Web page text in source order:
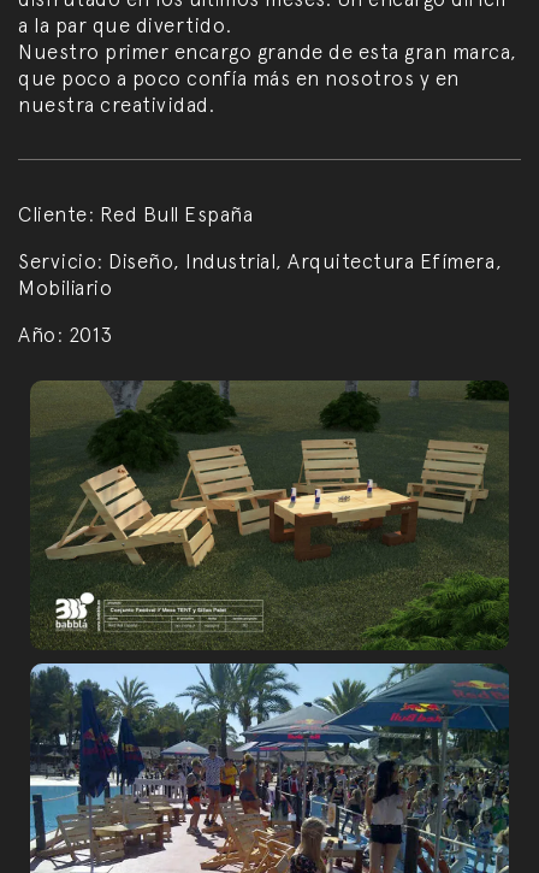
a la par que divertido.
Nuestro primer encargo grande de esta gran marca,
que poco a poco confía más en nosotros y en
nuestra creatividad.
Cliente: Red Bull España
Servicio: Diseño, Industrial, Arquitectura Efímera,
Mobiliario
Año: 2013